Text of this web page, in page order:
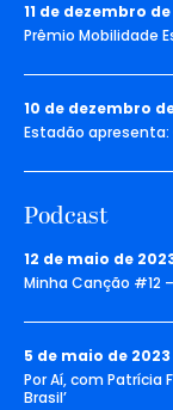
11 de dezembro
Prêmio Mobilidade
10 de dezembro
Estadão apresenta:
Podcast
12 de maio de
Minha Canção #12
5 de maio de 2023
Por Aí, com Patrícia
Brasil’